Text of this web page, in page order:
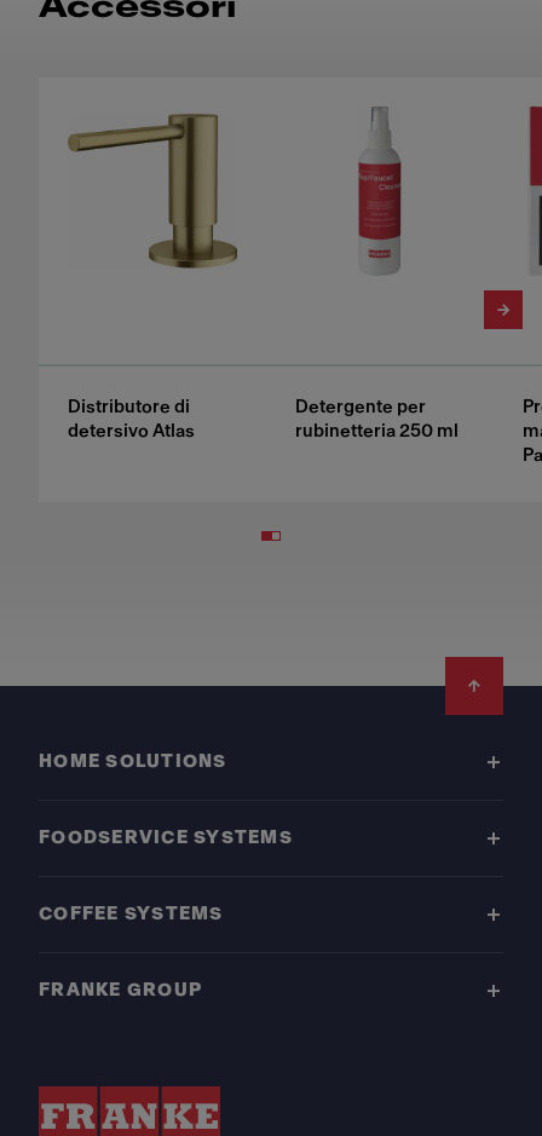
Accessori
Distributore di
detersivo Atlas
Detergente per
rubinetteria 250 ml
HOME SOLUTIONS
FOODSERVICE SYSTEMS
COFFEE SYSTEMS
FRANKE GROUP